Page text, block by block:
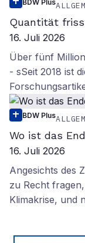
BDW Plus
Quantität
16. Juli 2026
Über fünf
- sSeit 2018 ist
BDW Plus
Wo ist das
16. Juli 2026
Angesichts des
zu Recht
Klimakrise, und